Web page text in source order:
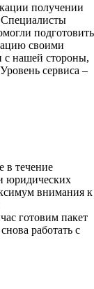
получении
Специалисты
подготовить
своими
нашей стороны,
сервиса –
в течение
юридических
внимания к
готовим пакет
работать с